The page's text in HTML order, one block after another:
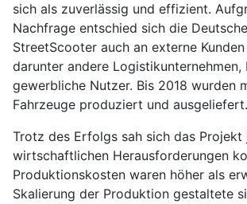
sich als zuverlässig und effizient.
Nachfrage entschied sich die
StreetScooter auch an externe
darunter andere Logistikunternehmen,
gewerbliche Nutzer. Bis 2018 wurden
Fahrzeuge produziert und ausgeliefert.
Trotz des Erfolgs sah sich das Projekt
wirtschaftlichen Herausforderungen
Produktionskosten waren höher als
Skalierung der Produktion gestaltete